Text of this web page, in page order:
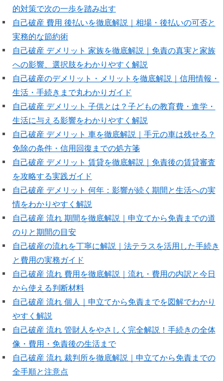
的対策で次の一歩を踏み出す
自己破産 費用 後払いを徹底解説｜相場・後払いの可否と
実務的な節約術
自己破産 デメリット 家族を徹底解説｜免責の真実と家族
への影響、選択肢をわかりやすく解説
自己破産のデメリット・メリットを徹底解説｜信用情報・
生活・手続きまで丸わかりガイド
自己破産 デメリット 子供とは？子どもの教育費・進学・
生活に与える影響をわかりやすく解説
自己破産 デメリット 車を徹底解説｜手元の車は残せる？
免除の条件・信用回復までの処方箋
自己破産 デメリット 賃貸を徹底解説｜免責後の賃貸審査
を攻略する実践ガイド
自己破産 デメリット 何年：影響が続く期間と生活への実
情をわかりやすく解説
自己破産 流れ 期間を徹底解説｜申立てから免責までの道
のりと期間の目安
自己破産の流れを丁寧に解説｜法テラスを活用した手続き
と費用の実務ガイド
自己破産 流れ 費用を徹底解説｜流れ・費用の内訳と今日
から使える判断材料
自己破産 流れ 個人｜申立てから免責までを図解でわかり
やすく解説
自己破産 流れ 管財人をやさしく完全解説！手続きの全体
像・費用・免責後の生活まで
自己破産 流れ 裁判所を徹底解説｜申立てから免責までの
全手順と注意点